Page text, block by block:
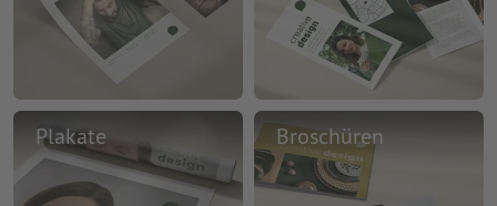
Plakate Broschüren